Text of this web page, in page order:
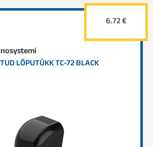
LÕPUTÜKK TC-72 BLACK
6.72 €